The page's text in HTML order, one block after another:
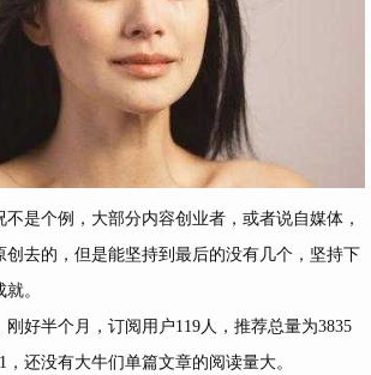
是个例，大部分内容创业者，或者说自媒体，
创去的，但是能坚持到最后的没有几个，坚持下
。
好半个月，订阅用户119人，推荐总量为3835
，还没有大牛们单篇文章的阅读量大。